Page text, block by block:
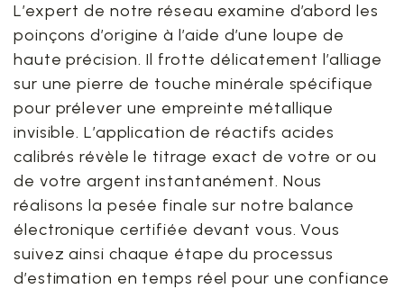
L’expert de notre réseau examine d’abord les
poinçons d’origine à l’aide d’une loupe de
haute précision. Il frotte délicatement l’alliage
sur une pierre de touche minérale spécifique
pour prélever une empreinte métallique
invisible. L’application de réactifs acides
calibrés révèle le titrage exact de votre or ou
de votre argent instantanément. Nous
réalisons la pesée finale sur notre balance
électronique certifiée devant vous. Vous
suivez ainsi chaque étape du processus
d’estimation en temps réel pour une confiance